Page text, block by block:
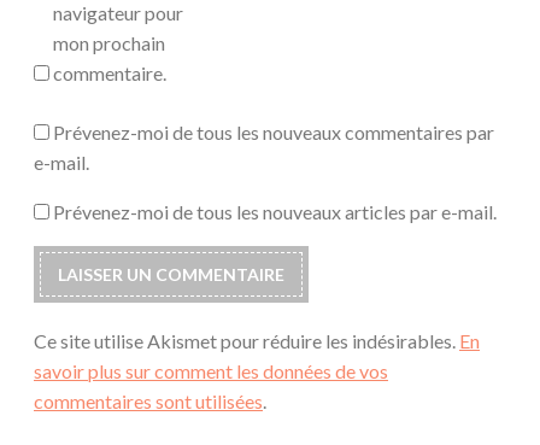
navigateur pour
mon prochain
commentaire.
Prévenez-moi de tous les nouveaux commentaires par
e-mail.
Prévenez-moi de tous les nouveaux articles par e-mail.
Ce site utilise Akismet pour réduire les indésirables. En
savoir plus sur comment les données de vos
commentaires sont utilisées.